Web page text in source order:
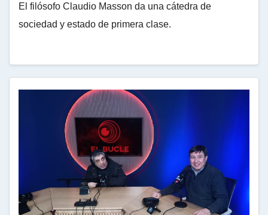
El filósofo Claudio Masson da una cátedra de
sociedad y estado de primera clase.